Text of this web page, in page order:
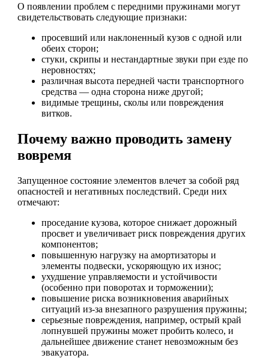
О появлении проблем с передними пружинами могут
свидетельствовать следующие признаки:
просевший или наклоненный кузов с одной или
обеих сторон;
стуки, скрипы и нестандартные звуки при езде по
неровностях;
различная высота передней части транспортного
средства — одна сторона ниже другой;
видимые трещины, сколы или повреждения
витков.
Почему важно проводить замену
вовремя
Запущенное состояние элементов влечет за собой ряд
опасностей и негативных последствий. Среди них
отмечают:
проседание кузова, которое снижает дорожный
просвет и увеличивает риск повреждения других
компонентов;
повышенную нагрузку на амортизаторы и
элементы подвески, ускоряющую их износ;
ухудшение управляемости и устойчивости
(особенно при поворотах и торможении);
повышение риска возникновения аварийных
ситуаций из-за внезапного разрушения пружины;
серьезные повреждения, например, острый край
лопнувшей пружины может пробить колесо, и
дальнейшее движение станет невозможным без
эвакуатора.